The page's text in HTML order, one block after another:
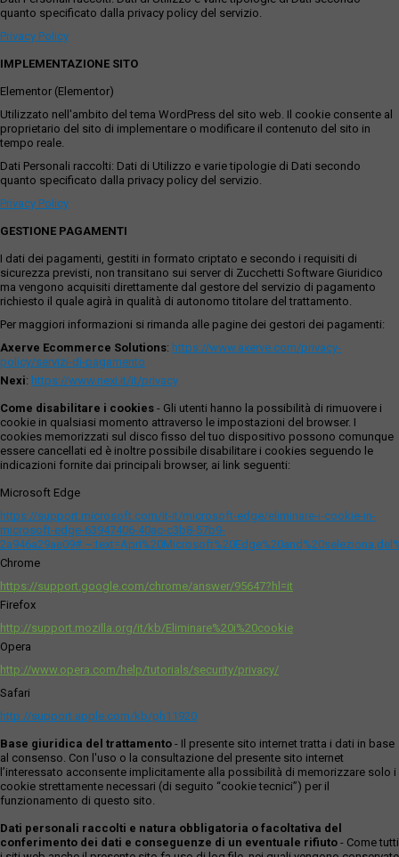
quanto specificato dalla privacy policy del servizio.
Privacy Policy
IMPLEMENTAZIONE SITO
Elementor (Elementor)
Utilizzato nell'ambito del tema WordPress del sito web. Il cookie consente al
proprietario del sito di implementare o modificare il contenuto del sito in
tempo reale.
Dati Personali raccolti: Dati di Utilizzo e varie tipologie di Dati secondo
quanto specificato dalla privacy policy del servizio.
Privacy Policy
GESTIONE PAGAMENTI
I dati dei pagamenti, gestiti in formato criptato e secondo i requisiti di
sicurezza previsti, non transitano sui server di Zucchetti Software Giuridico
ma vengono acquisiti direttamente dal gestore del servizio di pagamento
richiesto il quale agirà in qualità di autonomo titolare del trattamento.
Per maggiori informazioni si rimanda alle pagine dei gestori dei pagamenti:
Axerve Ecommerce Solutions: https://www.axerve.com/privacy-
policy/servizi-di-pagamento
Nexi: https://www.nexi.it/it/privacy
Come disabilitare i cookies - Gli utenti hanno la possibilità di rimuovere i
cookie in qualsiasi momento attraverso le impostazioni del browser. I
cookies memorizzati sul disco fisso del tuo dispositivo possono comunque
essere cancellati ed è inoltre possibile disabilitare i cookies seguendo le
indicazioni fornite dai principali browser, ai link seguenti:
Microsoft Edge
https://support.microsoft.com/it-it/microsoft-edge/eliminare-i-cookie-in-
microsoft-edge-63947406-40ac-c3b8-57b9-
Chrome
https://support.google.com/chrome/answer/95647?hl=it
Firefox
http://support.mozilla.org/it/kb/Eliminare%20i%20cookie
Opera
http://www.opera.com/help/tutorials/security/privacy/
Safari
http://support.apple.com/kb/ph11920
Base giuridica del trattamento - Il presente sito internet tratta i dati in base
al consenso. Con l'uso o la consultazione del presente sito internet
l’interessato acconsente implicitamente alla possibilità di memorizzare solo i
cookie strettamente necessari (di seguito “cookie tecnici”) per il
funzionamento di questo sito.
Dati personali raccolti e natura obbligatoria o facoltativa del
conferimento dei dati e conseguenze di un eventuale rifiuto - Come tutti